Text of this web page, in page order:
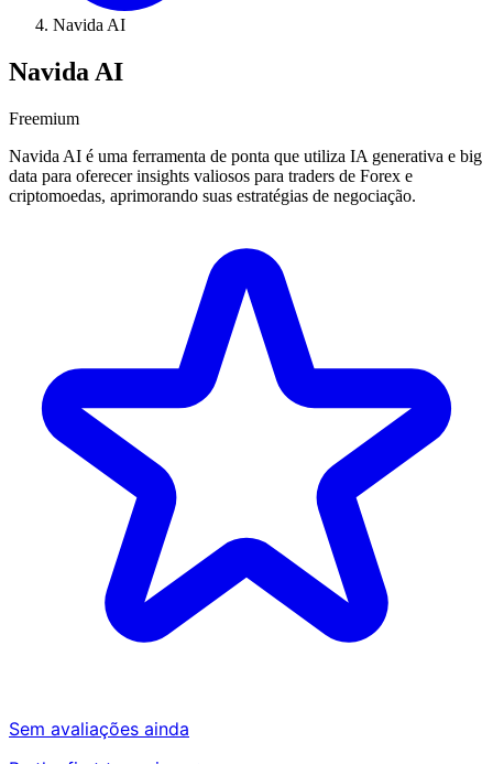
Navida AI
Navida AI
Freemium
Navida AI é uma ferramenta de ponta que utiliza IA generativa e big
data para oferecer insights valiosos para traders de Forex e
criptomoedas, aprimorando suas estratégias de negociação.
Sem avaliações ainda